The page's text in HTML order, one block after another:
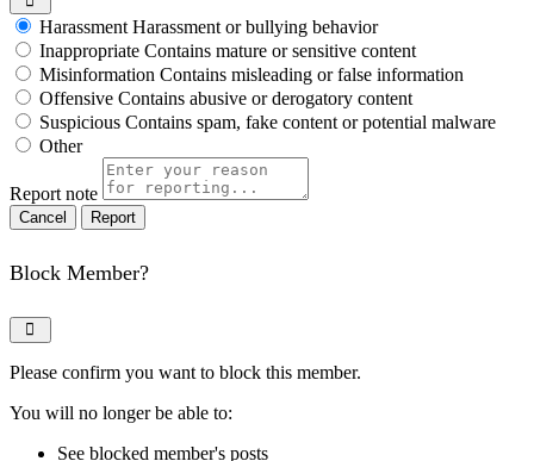
Harassment Harassment or bullying behavior
Inappropriate Contains mature or sensitive content
Misinformation Contains misleading or false information
Offensive Contains abusive or derogatory content
Suspicious Contains spam, fake content or potential malware
Other
Report note
Report
Block Member?
Please confirm you want to block this member.
You will no longer be able to:
See blocked member's posts